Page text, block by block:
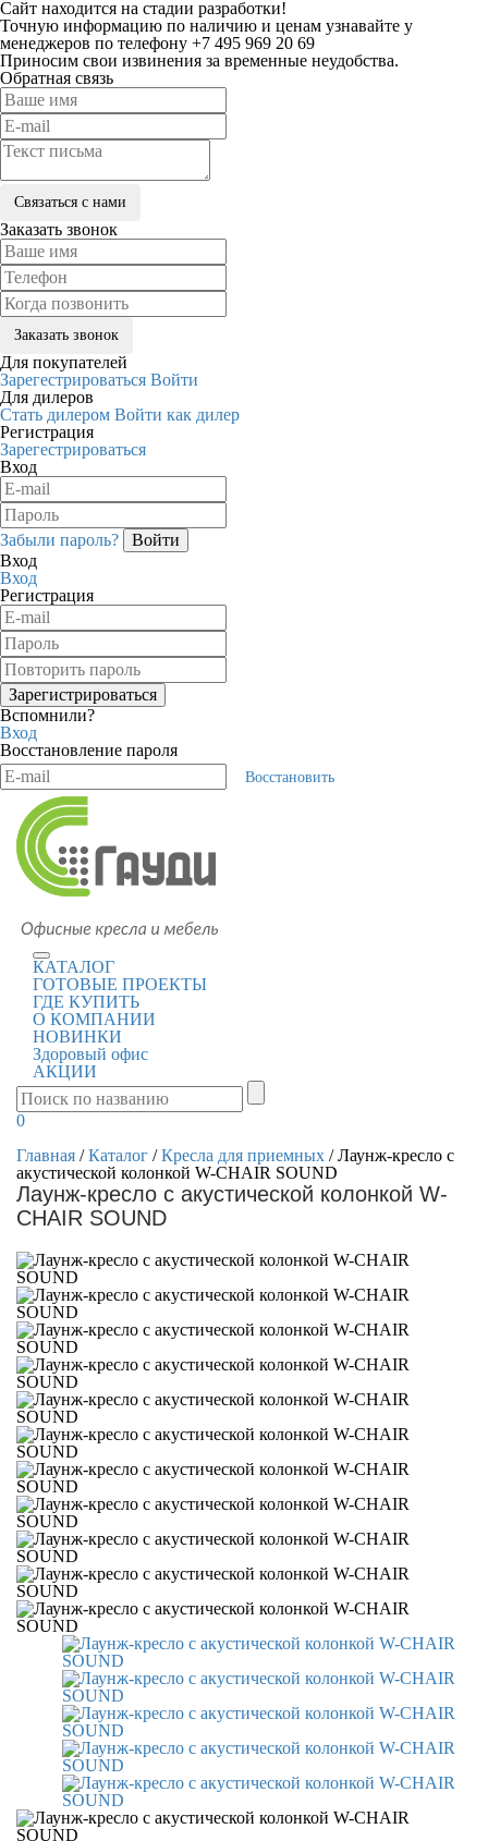
Сайт находится на стадии разработки!
Точную информацию по наличию и ценам узнавайте у
менеджеров по телефону +7 495 969 20 69
Приносим свои извинения за временные неудобства.
Обратная связь
Заказать звонок
Для покупателей
Зарегестрироваться Войти
Для дилеров
Стать дилером Войти как дилер
Регистрация
Зарегестрироваться
Вход
Забыли пароль?
Вход
Вход
Регистрация
Вспомнили?
Вход
Восстановление пароля
Восстановить
КАТАЛОГ
ГОТОВЫЕ ПРОЕКТЫ
ГДЕ КУПИТЬ
О КОМПАНИИ
НОВИНКИ
Здоровый офис
АКЦИИ
0
Главная / Каталог / Кресла для приемных / Лаунж-кресло с
акустической колонкой W-CHAIR SOUND
Лаунж-кресло с акустической колонкой W-
CHAIR SOUND